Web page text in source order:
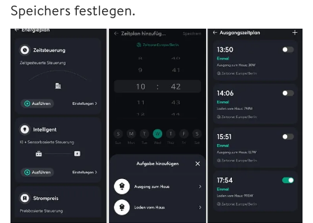
Speichers festlegen.